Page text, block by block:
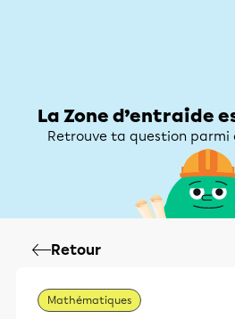
La Zone d’entraide
Retrouve ta question parmi
Retour
Mathématiques